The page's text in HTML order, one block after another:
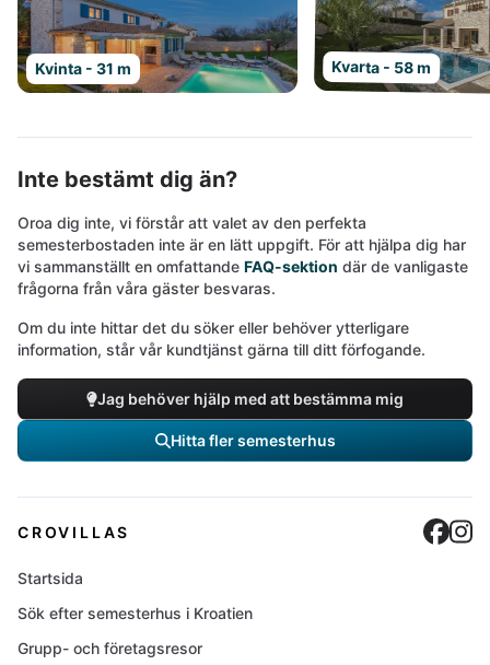
Kvinta - 31 m Kvarta - 58 m
Inte bestämt dig än?
Oroa dig inte, vi förstår att valet av den perfekta
semesterbostaden inte är en lätt uppgift. För att hjälpa dig har
vi sammanställt en omfattande FAQ-sektion där de vanligaste
frågorna från våra gäster besvaras.
Om du inte hittar det du söker eller behöver ytterligare
information, står vår kundtjänst gärna till ditt förfogande.
Jag behöver hjälp med att bestämma mig
Hitta fler semesterhus
CROVILLAS
Startsida
Sök efter semesterhus i Kroatien
Grupp- och företagsresor